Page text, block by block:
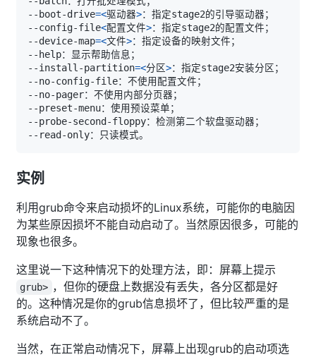
--boot-drive=<驱动器>
--config-file<配置文件>
--device-map=<文件>
--install-partition=<分区>
实例
利用grub命令来启动损坏的Linux系统，可能你的电脑因
为某些原因损坏不能自动启动了。当然原因很多，可能的
现象也很多。
这里说一下这种情况下的处理方法，即：屏幕上提示
grub> ，但你的硬盘上数据没有丢失，各分区都是好
的。这种情况是你的grub信息损坏了，但比较严重的是
系统启动不了。
当然，在正常启动情况下，屏幕上出现grub的启动项选